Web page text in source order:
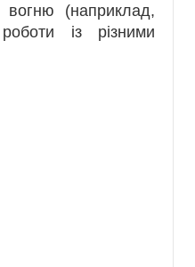
вогню (наприклад,
із різними